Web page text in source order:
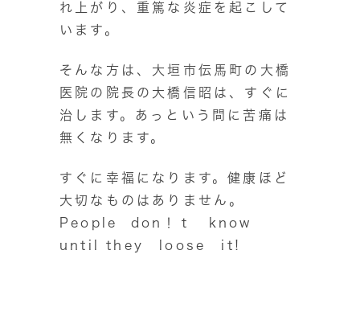
れ上がり、重篤な炎症を起こして
います。
そんな方は、大垣市伝馬町の大橋
医院の院長の大橋信昭は、すぐに
治します。あっという間に苦痛は
無くなります。
すぐに幸福になります。健康ほど
大切なものはありません。
People don！ｔ know
until they loose it!